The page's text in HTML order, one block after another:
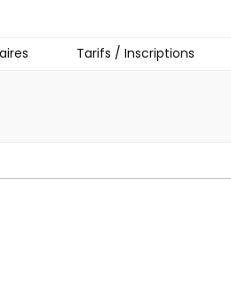
Tarifs / Inscriptions